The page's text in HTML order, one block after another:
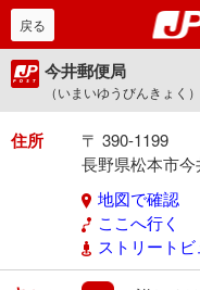
戻る
今井郵便局
（いまいゆうびんきょく）
住所
〒 390-1199
長野県松本市今
地図で確認
ここへ行く
ストリート